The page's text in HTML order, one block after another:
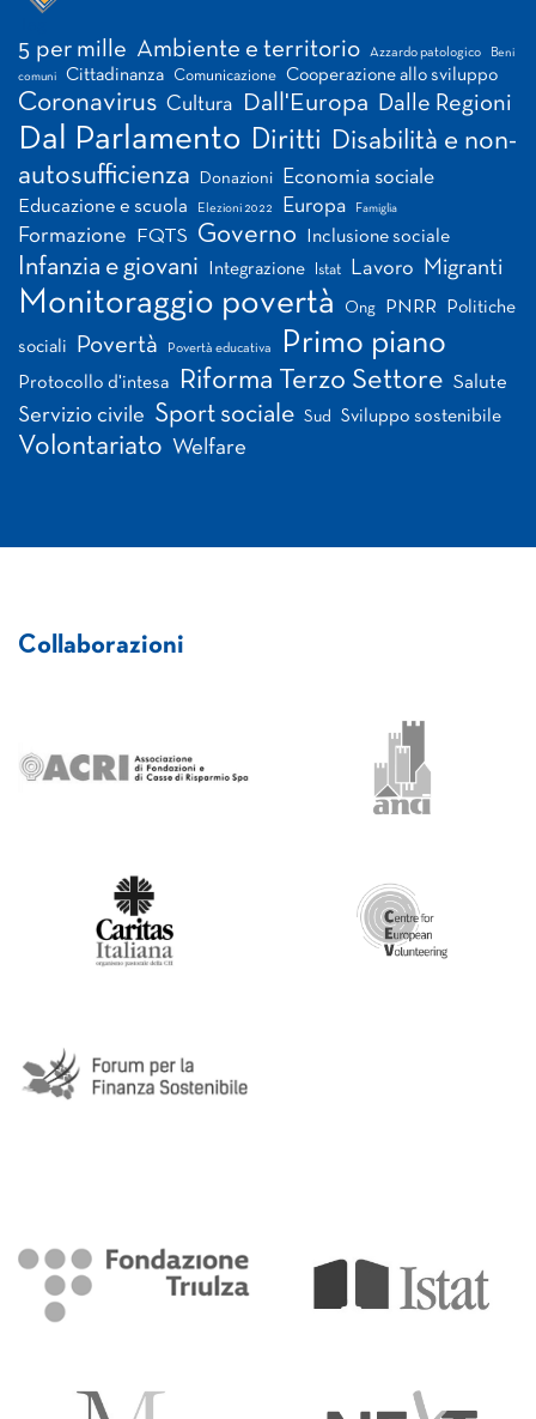
5 per mille Ambiente e territorio Azzardo patologico Beni
comuni Cittadinanza Comunicazione Cooperazione allo sviluppo
Coronavirus Cultura Dall'Europa Dalle Regioni
Dal Parlamento Diritti
Disabilità e non-
autosufficienza
Donazioni Economia sociale
Educazione e scuola Elezioni 2022 Europa Famiglia
Formazione FQTS Governo Inclusione sociale
Infanzia e giovani Integrazione Istat Lavoro Migranti
Monitoraggio povertà Ong PNRR Politiche
sociali Povertà Povertà educativa Primo piano
Protocollo d'intesa Riforma Terzo Settore Salute
Servizio civile Sport sociale Sud Sviluppo sostenibile
Volontariato Welfare
Collaborazioni